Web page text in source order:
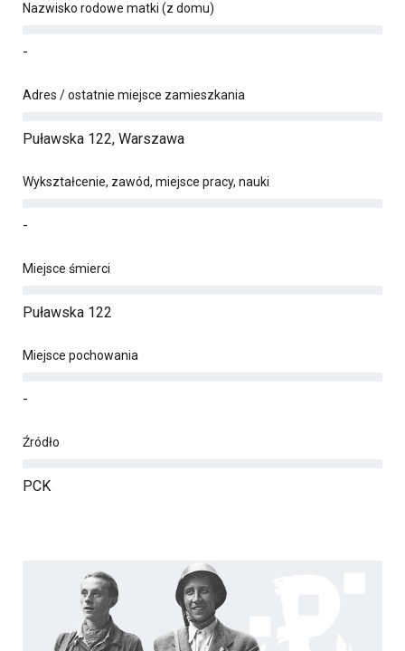
Nazwisko rodowe matki (z domu)
-
Adres / ostatnie miejsce zamieszkania
Puławska 122, Warszawa
Wykształcenie, zawód, miejsce pracy, nauki
-
Miejsce śmierci
Puławska 122
Miejsce pochowania
-
Źródło
PCK